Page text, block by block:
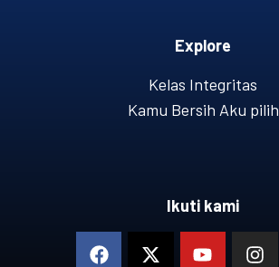
Explore
Kelas Integritas
Kamu Bersih Aku pilih
Ikuti kami